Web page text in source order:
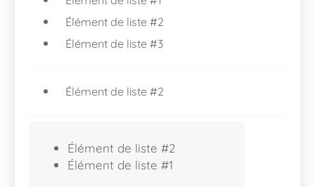
Élément de liste #2
Élément de liste #3
Élément de liste #2
Élément de liste #2
Élément de liste #1